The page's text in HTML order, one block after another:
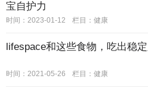
宝自护力
时间：2023-01-12 栏目： 健康
lifespace和这些食物，吃出稳
时间：2021-05-26 栏目： 健康